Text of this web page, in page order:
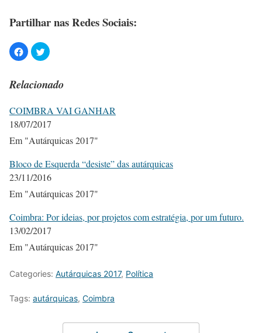
Partilhar nas Redes Sociais:
Relacionado
COIMBRA VAI GANHAR
18/07/2017
Em "Autárquicas 2017"
Bloco de Esquerda “desiste” das autárquicas
23/11/2016
Em "Autárquicas 2017"
Coimbra: Por ideias, por projetos com estratégia, por um futuro.
13/02/2017
Em "Autárquicas 2017"
Categories: Autárquicas 2017, Política
Tags: autárquicas, Coimbra